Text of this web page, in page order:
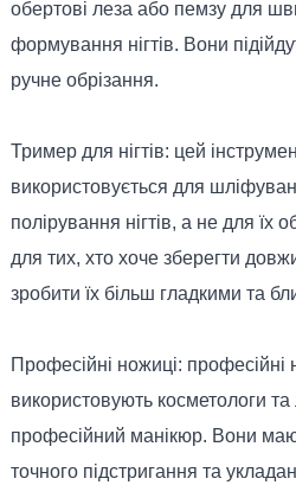
обертові леза або пемзу для
формування нігтів. Вони
ручне обрізання.
Тример для нігтів: цей
використовується для
полірування нігтів, а не для їх
для тих, хто хоче зберегти
зробити їх більш гладкими та
Професійні ножиці: професійні
використовують косметологи
професійний манікюр. Вони
точного підстригання та